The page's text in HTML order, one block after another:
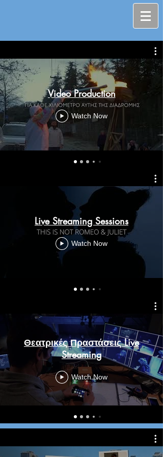
Video Production
Watch Now
Live Streaming Sessions
Watch Now
Θεατρικές Πραστάσεις Live
Streaming
Watch Now